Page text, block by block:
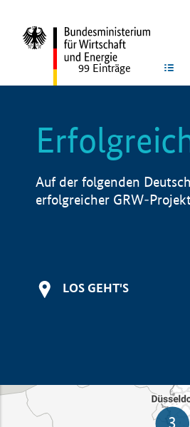
99 Einträge
Auf der folgenden
erfolgreicher GRW-
LOS GEHT'S